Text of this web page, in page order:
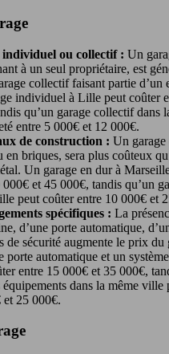
individuel ou collectif : Un
à un seul propriétaire, est
collectif faisant partie d’un
individuel à Lille peut coûter
qu’un garage collectif dans
entre 5 000€ et 12 000€.
de construction : Un garage
en briques, sera plus coûteux
Un garage en dur à
et 45 000€, tandis qu’un
peut coûter entre 10 000€ et
spécifiques : La
d’une porte automatique,
de sécurité augmente le prix du
porte automatique et un
entre 15 000€ et 35 000€,
équipements dans la même ville
et 25 000€.